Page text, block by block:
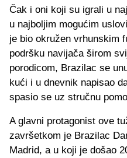
Čak i oni koji su igrali u
u najboljim mogućim
je bio okružen vrhunskim
podršku navijača širom
porodicom, Brazilac se
kući i u dnevnik napisao
spasio se uz stručnu
A glavni protagonist ove
završetkom je Brazilac
Madrid, a u koji je došao